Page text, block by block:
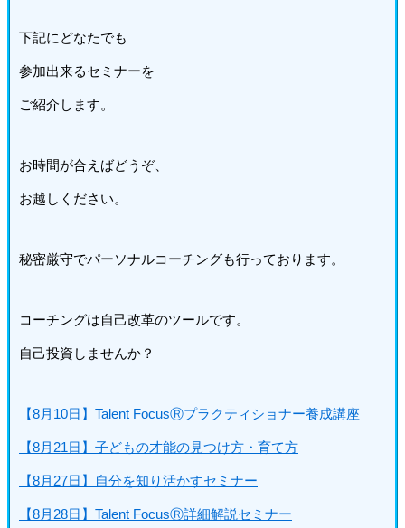
下記にどなたでも
参加出来るセミナーを
ご紹介します。
お時間が合えばどうぞ、
お越しください。
秘密厳守でパーソナルコーチングも行っております。
コーチングは自己改革のツールです。
自己投資しませんか？
【8月10日】Talent FocusⓇプラクティショナー養成講座
【8月21日】子どもの才能の見つけ方・育て方
【8月27日】自分を知り活かすセミナー
【8月28日】Talent FocusⓇ詳細解説セミナー